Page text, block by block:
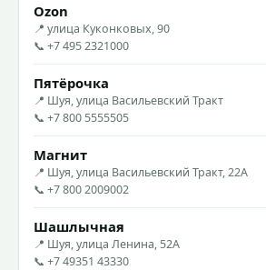
Ozon
📍 улица Куконковых, 90
📞 +7 495 2321000
Пятёрочка
📍 Шуя, улица Васильевский Тракт
📞 +7 800 5555505
Магнит
📍 Шуя, улица Васильевский Тракт, 22А
📞 +7 800 2009002
Шашлычная
📍 Шуя, улица Ленина, 52А
📞 +7 49351 43330